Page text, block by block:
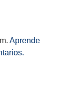
Aprende